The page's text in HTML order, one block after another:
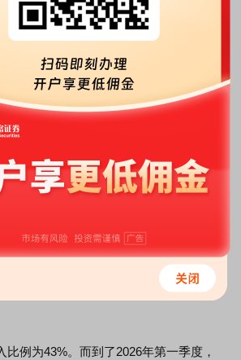
；GPU云收入同比增长184%。人工
季度内，AI原生营销服务收入达到23亿
例为43%。而到了2026年第一季度，
债券知识通识：从基础认知到特色品种